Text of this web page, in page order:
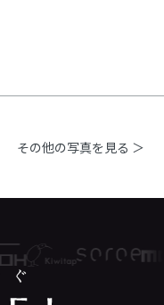
その他の写真を見る ＞